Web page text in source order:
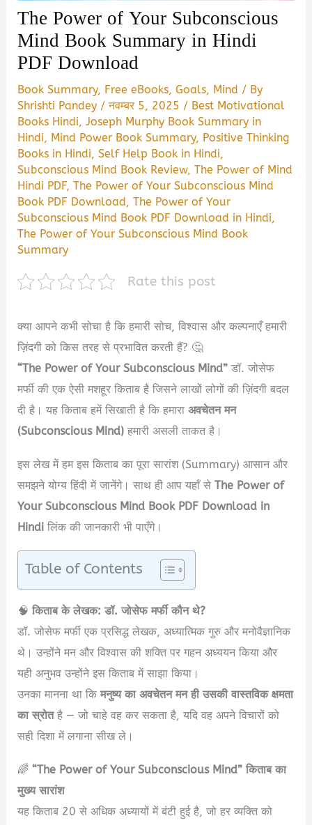
The Power of Your Subconscious
Mind Book Summary in Hindi
PDF Download
Book Summary, Free eBooks,Goals, Mind / By
Shrishti Pandey /नवम्बर 5, 2025 / Best Motivational
Books Hindi,Joseph Murphy Book Summary in
Hindi, Mind Power Book Summary, Positive Thinking
Books in Hindi,Self Help Book in Hindi,
Subconscious Mind Book Review,The Power of Mind
Hindi PDF,The Power of Your Subconscious Mind
Book PDF Download,The Power of Your
Subconscious Mind Book PDF Download in Hindi,
The Power of Your Subconscious Mind Book
Summary
Rate this post
क्या आपने कभी सोचा है कि हमारी सोच, विश्वास और कल्पनाएँ हमारी
ज़िंदगी को किस तरह से प्रभावित करती हैं? 🤔
“The Power of Your Subconscious Mind” डॉ. जोसेफ
मर्फी की एक ऐसी मशहूर किताब है जिसने लाखों लोगों की ज़िंदगी बदल
दी है। यह किताब हमें सिखाती है कि हमाराअवचेतन मन
(Subconscious Mind) हमारी असली ताकत है।
इस लेख में हम इस किताब का पूरा सारांश (Summary) आसान और
समझने योग्य हिंदी में जानेंगे। साथ ही आप यहाँ सेThe Power of
Your Subconscious Mind Book PDF Download in
Hindi लिंक की जानकारी भी पाएँगे।
Table of Contents
🧠किताब के लेखक: डॉ. जोसेफ मर्फी कौन थे?
डॉ. जोसेफ मर्फी एक प्रसिद्ध लेखक, अध्यात्मिक गुरु और मनोवैज्ञानिक
थे। उन्होंने मन और विश्वास की शक्ति पर गहन अध्ययन किया और
यही अनुभव उन्होंने इस किताब में साझा किया।
उनका मानना था किमनुष्य का अवचेतन मन ही उसकी वास्तविक क्षमता
का स्रोतहै — जो चाहे वह कर सकता है, यदि वह अपने विचारों को
सही दिशा में लगाना सीख ले।
🌈“The Power of Your Subconscious Mind” किताब का
मुख्य सारांश
यह किताब 20 से अधिक अध्यायों में बंटी हुई है, जो हर व्यक्ति को